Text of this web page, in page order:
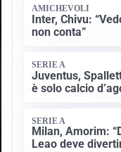
AMICHEVOLI
Inter, Chivu:
non conta”
SERIE A
Juventus,
è solo calcio
SERIE A
Milan, Amorim:
Leao deve